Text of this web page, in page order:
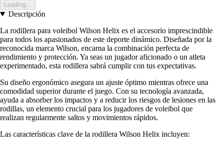
Loading...
Descripción
La rodillera para voleibol Wilson Helix es el accesorio imprescindible
para todos los apasionados de este deporte dinámico. Diseñada por la
reconocida marca Wilson, encarna la combinación perfecta de
rendimiento y protección. Ya seas un jugador aficionado o un atleta
experimentado, esta rodillera sabrá cumplir con tus expectativas.
Su diseño ergonómico asegura un ajuste óptimo mientras ofrece una
comodidad superior durante el juego. Con su tecnología avanzada,
ayuda a absorber los impactos y a reducir los riesgos de lesiones en las
rodillas, un elemento crucial para los jugadores de voleibol que
realizan regularmente saltos y movimientos rápidos.
Las características clave de la rodillera Wilson Helix incluyen: